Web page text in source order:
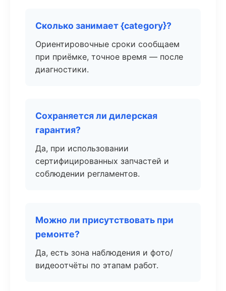
Сколько занимает {category}?
Ориентировочные сроки сообщаем
при приёмке, точное время — после
диагностики.
Сохраняется ли дилерская
гарантия?
Да, при использовании
сертифицированных запчастей и
соблюдении регламентов.
Можно ли присутствовать при
ремонте?
Да, есть зона наблюдения и фото/
видеоотчёты по этапам работ.